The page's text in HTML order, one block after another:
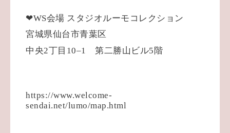
❤︎WS会場 スタジオルーモコレクション
宮城県仙台市青葉区
中央2丁目 10–1 第二勝山ビル5 階
https://www.welcome-
sendai.net/lumo/map.html